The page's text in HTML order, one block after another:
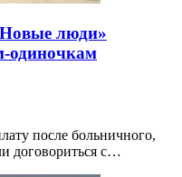
люди»
одиночкам
после больничного,
договориться с…